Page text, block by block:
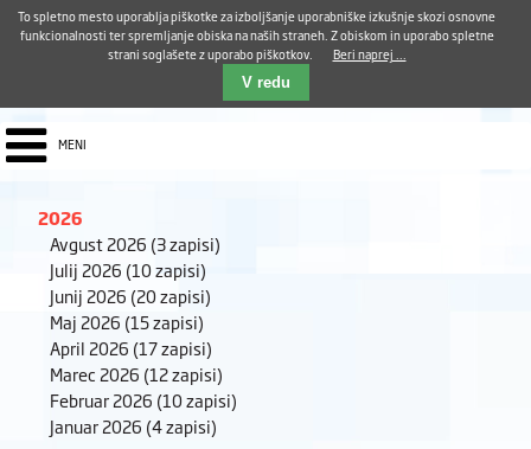
E-pošta ZUDV
Iskalnik
MENI
2026
Avgust 2026 (3 zapisi)
Julij 2026 (10 zapisi)
Junij 2026 (20 zapisi)
Maj 2026 (15 zapisi)
April 2026 (17 zapisi)
Marec 2026 (12 zapisi)
Februar 2026 (10 zapisi)
Januar 2026 (4 zapisi)
To spletno mesto uporablja piškotke za izboljšanje uporabniške izkušnje skozi osnovne
funkcionalnosti ter spremljanje obiska na naših straneh. Z obiskom in uporabo spletne
strani soglašete z uporabo piškotkov.
Beri naprej ...
V redu